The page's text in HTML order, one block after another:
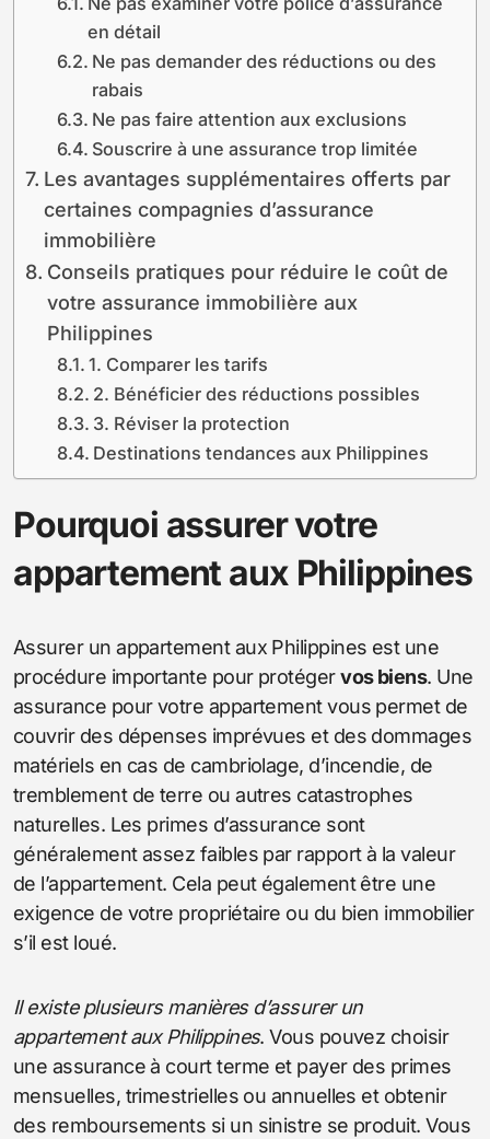
en détail
Ne pas demander des réductions ou des
rabais
Ne pas faire attention aux exclusions
Souscrire à une assurance trop limitée
Les avantages supplémentaires offerts par
certaines compagnies d’assurance
immobilière
Conseils pratiques pour réduire le coût de
votre assurance immobilière aux
Philippines
1. Comparer les tarifs
2. Bénéficier des réductions possibles
3. Réviser la protection
Destinations tendances aux Philippines
Pourquoi assurer votre
appartement aux Philippines
Assurer un appartement aux Philippines est une
procédure importante pour protégervos biens. Une
assurance pour votre appartement vous permet de
couvrir des dépenses imprévues et des dommages
matériels en cas de cambriolage, d’incendie, de
tremblement de terre ou autres catastrophes
naturelles. Les primes d’assurance sont
généralement assez faibles par rapport à la valeur
de l’appartement. Cela peut également être une
exigence de votre propriétaire ou du bien immobilier
s’il est loué.
Il existe plusieurs manières d’assurer un
appartement aux Philippines. Vous pouvez choisir
une assurance à court terme et payer des primes
mensuelles, trimestrielles ou annuelles et obtenir
des remboursements si un sinistre se produit. Vous